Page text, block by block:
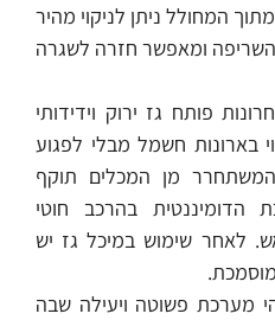
המחולל ניתן לניקוי מהיר
ומאפשר חזרה לשגרה
פותח גז ירוק וידידותי
בארונות חשמל מבלי לפגוע
מן המכלים תוקף
הדומיננטית בהרכב חוטי
לאחר שימוש במיכל גז יש
מערכת פשוטה ויעילה שבה